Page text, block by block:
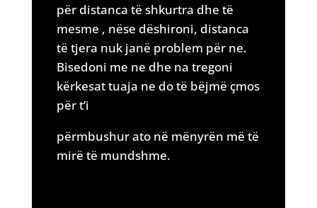
për distanca të shkurtra dhe të
mesme , nëse dëshironi, distanca
të tjera nuk janë problem për ne.
Bisedoni me ne dhe na tregoni
kërkesat tuaja ne do të bëjmë çmos
për t’i
përmbushur ato në mënyrën më të
mirë të mundshme.